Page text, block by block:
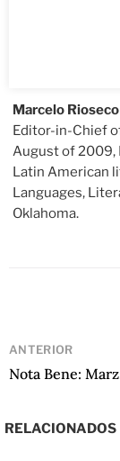
Marcelo Rioseco
Editor-in-Chief
August of 2009,
Latin American
Languages,
Oklahoma.
ANTERIOR
RELACIONADOS